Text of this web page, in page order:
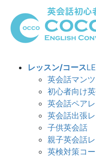
レッスン/コース
英会話マン
初心者向け
英会話ペア
英会話出張
子供英会話
親子英会話
英検対策コ